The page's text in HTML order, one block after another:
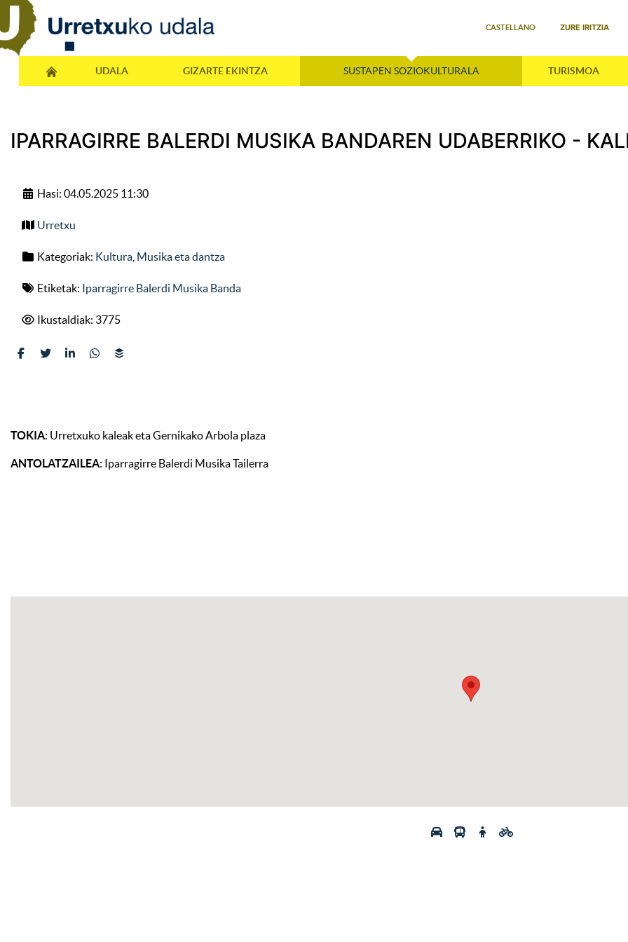
CASTELLANO ZURE IRITZIA
UDALA GIZARTE EKINTZA SUSTAPEN SOZIOKULTURALA TURISMOA
IPARRAGIRRE BALERDI MUSIKA BANDAREN UDABERRIKO -
Hasi: 04.05.2025 11:30
Urretxu
Kategoriak: Kultura Musika eta dantza
Etiketak: Iparragirre Balerdi Musika Banda
Ikustaldiak: 3775
TOKIA: Urretxuko kaleak eta Gernikako Arbola plaza
ANTOLATZAILEA: Iparragirre Balerdi Musika Tailerra